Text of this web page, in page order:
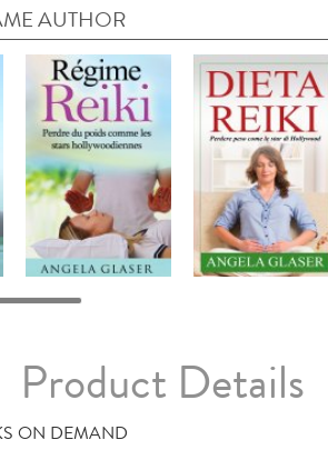
AUTHOR
Product Details
ON DEMAND